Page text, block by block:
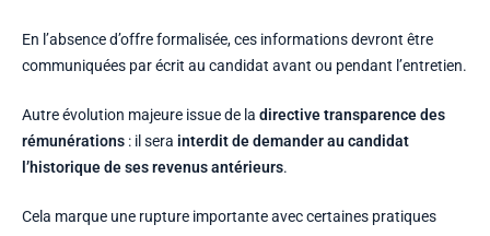
En l’absence d’offre formalisée, ces informations devront être
communiquées par écrit au candidat avant ou pendant l’entretien.
Autre évolution majeure issue de la directive transparence des
rémunérations : il sera interdit de demander au candidat
l’historique de ses revenus antérieurs.
Cela marque une rupture importante avec certaines pratiques